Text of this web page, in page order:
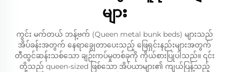
များ
ကွင်း မက်တယ် ဘန့်ဗက် (Queen metal bunk beds) များသည်
အိပ်ခန်းအတွက် နေရာချွေတာပေးသည့် ဖြေရှင်းနည်းများအတွက်
တီထွင်ဆန်းသစ်သော ချဉ်းကပ်မှုတစ်ခုကို ကိုယ်စားပြုပါသည်။ ၎င်း
တို့သည် queen-sized ဖြစ်သော အိပ်ယာများ၏ ကျယ်ပြန့်သည့်